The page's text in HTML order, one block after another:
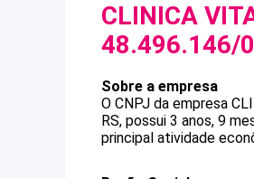
CLINICA
48.496.146/
Sobre a empresa
O CNPJ da empresa
RS, possui 3 anos, 9
principal atividade